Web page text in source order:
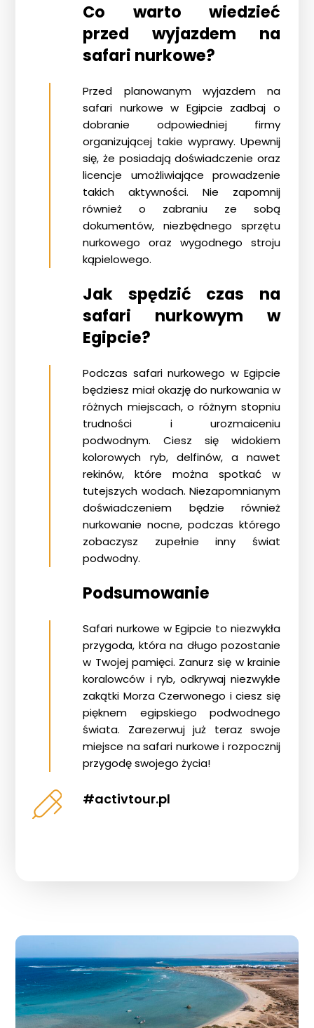
Co warto wiedzieć
przed wyjazdem na
safari nurkowe?
Przed planowanym wyjazdem na
safari nurkowe w Egipcie zadbaj o
dobranie odpowiedniej firmy
organizującej takie wyprawy. Upewnij
się, że posiadają doświadczenie oraz
licencje umożliwiające prowadzenie
takich aktywności. Nie zapomnij
również o zabraniu ze sobą
dokumentów, niezbędnego sprzętu
nurkowego oraz wygodnego stroju
kąpielowego.
Jak spędzić czas na
safari nurkowym w
Egipcie?
Podczas safari nurkowego w Egipcie
będziesz miał okazję do nurkowania w
różnych miejscach, o różnym stopniu
trudności i urozmaiceniu
podwodnym. Ciesz się widokiem
kolorowych ryb, delfinów, a nawet
rekinów, które można spotkać w
tutejszych wodach. Niezapomnianym
doświadczeniem będzie również
nurkowanie nocne, podczas którego
zobaczysz zupełnie inny świat
podwodny.
Podsumowanie
Safari nurkowe w Egipcie to niezwykła
przygoda, która na długo pozostanie
w Twojej pamięci. Zanurz się w krainie
koralowców i ryb, odkrywaj niezwykłe
zakątki Morza Czerwonego i ciesz się
pięknem egipskiego podwodnego
świata. Zarezerwuj już teraz swoje
miejsce na safari nurkowe i rozpocznij
przygodę swojego życia!
#activtour.pl